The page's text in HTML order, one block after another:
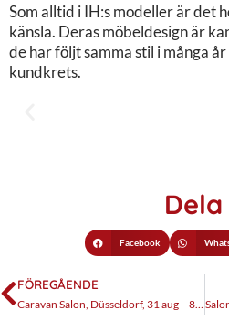
Som alltid i IH:s modeller är det
känsla. Deras möbeldesign är
de har följt samma stil i många
kundkrets.
Facebook
FÖREGÅENDE
Caravan Salon, Düsseldorf, 31 aug – 8 sep 2019